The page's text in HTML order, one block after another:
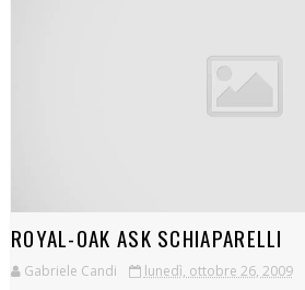
ROYAL-OAK ASK SCHIAPARELLI
Gabriele Candi lunedì, ottobre 26, 2009